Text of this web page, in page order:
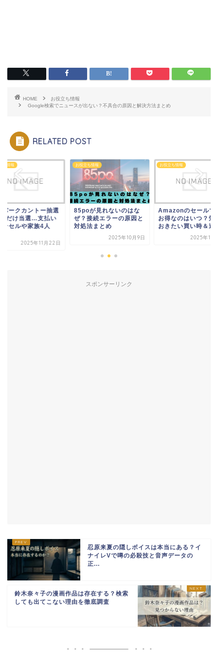
HOME
お役立ち情報
Google検索でニュースが出ない？不具合の原因と解決方法まとめ
RELATED POST
ち情報
パークカントー抽選
だけ当選…支払い
ンセルや家族4人
2025年11月22日
お役立ち情報
85poが見れないのはな
ぜ？接続エラーの原因と
対処法まとめ
2025年10月9日
お役立ち情報
Amazonのセールで
お得なのはいつ？知
おきたい買い時＆逃
2025年11
スポンサーリンク
忍原来夏の隠しボイスは本当にある？イ
ナイレVで噂の必殺技と音声データの
正...
鈴木奈々子の漫画作品は存在する？検索
しても出てこない理由を徹底調査